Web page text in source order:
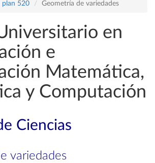
plan 520
Geometría de variedades
en
e
Matemática,
y Computación
Ciencias
variedades